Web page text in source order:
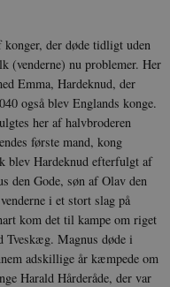
der døde tidligt uden
(venderne) nu problemer. Her
Emma, Hardeknud, der
også blev Englands konge.
her af halvbroderen
første mand, kong
blev Hardeknud efterfulgt af
den Gode, søn af Olav den
i et stort slag på
kom det til kampe om riget
Tveskæg. Magnus døde i
adskillige år kæmpede om
Harald Hårderåde, der var